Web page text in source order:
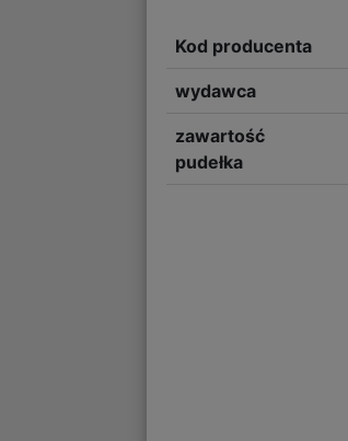
Kod producenta
wydawca
zawartość
pudełka